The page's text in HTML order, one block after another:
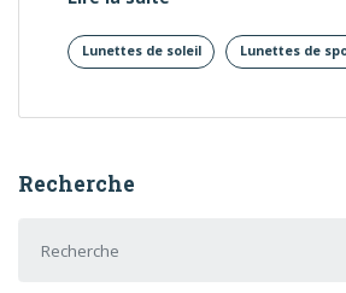
Lunettes de soleil Lunettes de
Recherche